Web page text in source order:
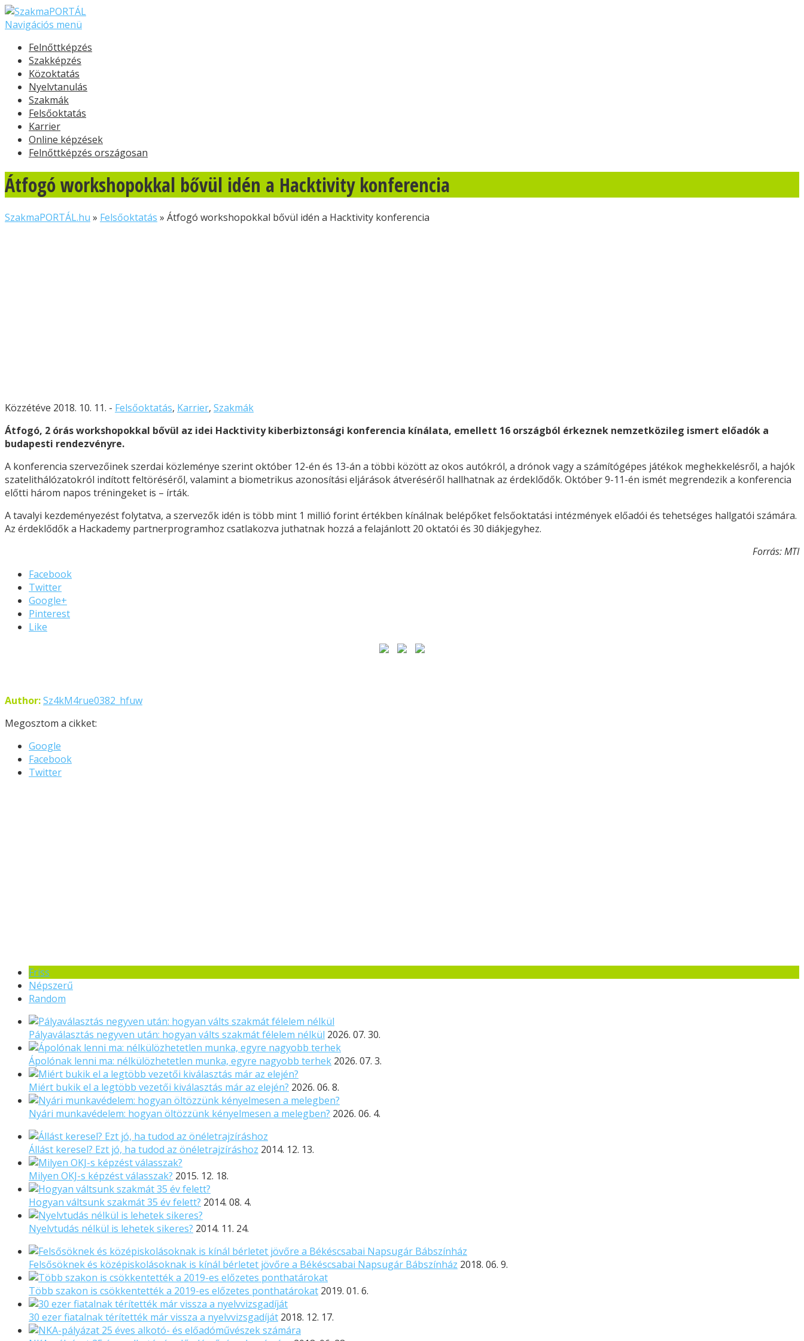
Navigációs menü
Felnőttképzés
Szakképzés
Közoktatás
Nyelvtanulás
Szakmák
Felsőoktatás
Karrier
Online képzések
Felnőttképzés országosan
Átfogó workshopokkal bővül idén a Hacktivity konferencia
SzakmaPORTÁL.hu » Felsőoktatás » Átfogó workshopokkal bővül idén a Hacktivity konferencia
Közzétéve 2018. 10. 11. - Felsőoktatás, Karrier, Szakmák
Átfogó, 2 órás workshopokkal bővül az idei Hacktivity kiberbiztonsági konferencia kínálata, emellett 16 országból érkeznek nemzetközileg ismert előadók a
budapesti rendezvényre.
A konferencia szervezőinek szerdai közleménye szerint október 12-én és 13-án a többi között az okos autókról, a drónok vagy a számítógépes játékok meghekkelésről, a hajók
szatelithálózatokról indított feltöréséről, valamint a biometrikus azonosítási eljárások átveréséről hallhatnak az érdeklődők. Október 9-11-én ismét megrendezik a konferencia
előtti három napos tréningeket is – írták.
A tavalyi kezdeményezést folytatva, a szervezők idén is több mint 1 millió forint értékben kínálnak belépőket felsőoktatási intézmények előadói és tehetséges hallgatói számára.
Az érdeklődők a Hackademy partnerprogramhoz csatlakozva juthatnak hozzá a felajánlott 20 oktatói és 30 diákjegyhez.
Forrás: MTI
Facebook
Twitter
Google+
Pinterest
Like
Author:Sz4kM4rue0382_hfuw
Megosztom a cikket:
Google
Facebook
Twitter
Friss
Népszerű
Random
Pályaválasztás negyven után: hogyan válts szakmát félelem nélkül 2026. 07. 30.
Ápolónak lenni ma: nélkülözhetetlen munka, egyre nagyobb terhek 2026. 07. 3.
Miért bukik el a legtöbb vezetői kiválasztás már az elején? 2026. 06. 8.
Nyári munkavédelem: hogyan öltözzünk kényelmesen a melegben? 2026. 06. 4.
Állást keresel? Ezt jó, ha tudod az önéletrajzíráshoz 2014. 12. 13.
Milyen OKJ-s képzést válasszak? 2015. 12. 18.
Hogyan váltsunk szakmát 35 év felett? 2014. 08. 4.
Nyelvtudás nélkül is lehetek sikeres? 2014. 11. 24.
Felsősöknek és középiskolásoknak is kínál bérletet jövőre a Békéscsabai Napsugár Bábszínház 2018. 06. 9.
Több szakon is csökkentették a 2019-es előzetes ponthatárokat 2019. 01. 6.
30 ezer fiatalnak térítették már vissza a nyelvvizsgadíját 2018. 12. 17.